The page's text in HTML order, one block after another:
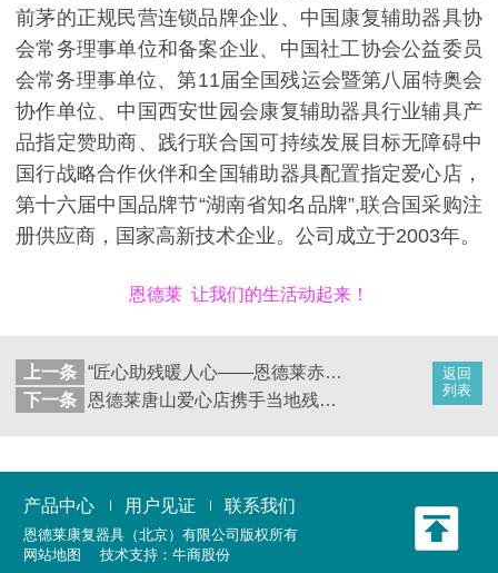
前茅的正规民营连锁品牌企业、中国康复辅助器具协
会常务理事单位和备案企业、中国社工协会公益委员
会常务理事单位、第11届全国残运会暨第八届特奥会
协作单位、中国西安世园会康复辅助器具行业辅具产
品指定赞助商、践行联合国可持续发展目标无障碍中
国行战略合作伙伴和全国辅助器具配置指定爱心店，
第十六届中国品牌节“湖南省知名品牌”,联合国采购注
册供应商，国家高新技术企业。公司成立于2003年。
恩德莱 让我们的生活动起来！
返回
列表
上一条
“匠心助残暖人心——恩德莱赤峰爱心店践行责任初心获赠锦旗”
下一条
恩德莱唐山爱心店携手当地残联开展2026年度辅具发放活动
产品中心 用户见证 联系我们
恩德莱康复器具（北京）有限公司 版权所有
网站地图
技术支持： 牛商股份